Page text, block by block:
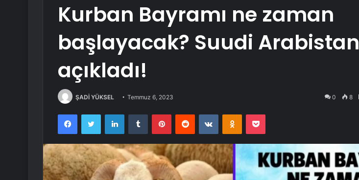
Kurban Bayramı ne zaman
başlayacak? Suudi Arabistan
açıkladı!
ŞADİ YÜKSEL Temmuz 6, 2023 0 8
FacebookTwitter LinkedInTumblr PinterestReddit VKontakteOdnoklassniki
Pocket